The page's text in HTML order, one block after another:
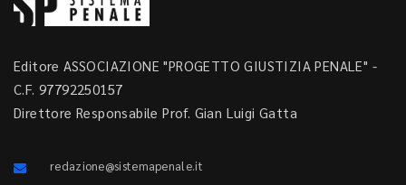
Editore ASSOCIAZIONE "PROGETTO GIUSTIZIA PENALE" -
C.F. 97792250157
Direttore Responsabile Prof. Gian Luigi Gatta
redazione@sistemapenale.it